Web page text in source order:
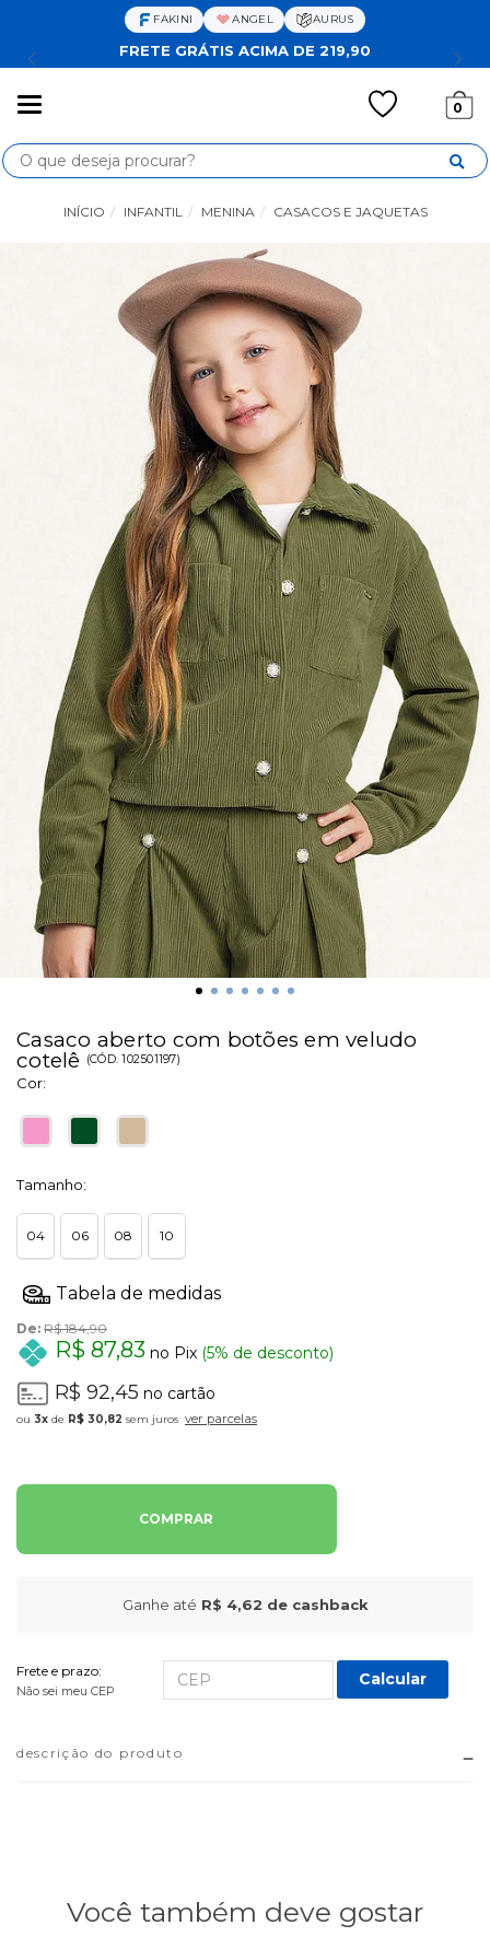
FAKINI ANGEL AURUS
FRETE GRÁTIS ACIMA DE 219,90
0
Busca
INÍCIO INFANTIL MENINA CASACOS E JAQUETAS
Casaco aberto com botões em veludo
cotelê
(CÓD.102501197)
Cor:
Tamanho:
04 06 08 10
De: R$ 184,90
R$ 87,83 no Pix (5% de desconto)
R$ 92,45 no cartão
3x de R$ 30,82 sem juros ver parcelas
COMPRAR
Ganhe até R$ 4,62 de cashback
Frete e prazo:
Não sei meu CEP
Calcular
descrição do produto
Você também deve gostar